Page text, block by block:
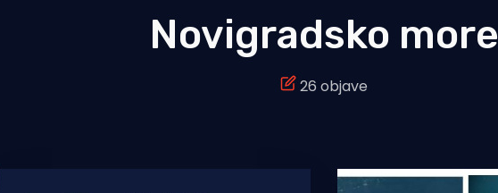
Novigradsko more
26 objave